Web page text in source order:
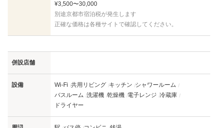
¥3,500〜30,000
別途京都市宿泊税が発生します
正確な価格は各種サイトで確認してください。
併設店舗
設備 Wi-Fi 共用リビング キッチン シャワールーム
バスルーム 洗濯機 乾燥機 電子レンジ 冷蔵庫
ドライヤー